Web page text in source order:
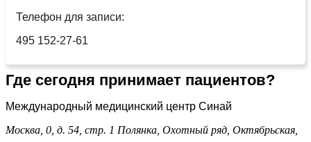
Телефон для записи:
495 152-27-61
Где сегодня принимает пациентов?
Международный медицинский центр Синай
Москва, 0, д. 54, стр. 1 Полянка, Охотный ряд, Октябрьская,